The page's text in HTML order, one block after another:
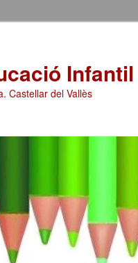
Infantil
Castellar del Vallès